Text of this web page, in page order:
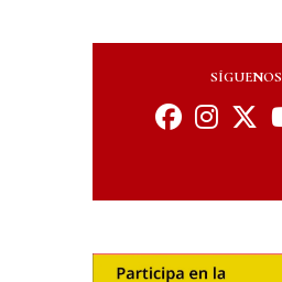
SÍGUENOS